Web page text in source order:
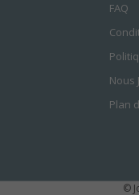
FAQ
Nous
Plan
©